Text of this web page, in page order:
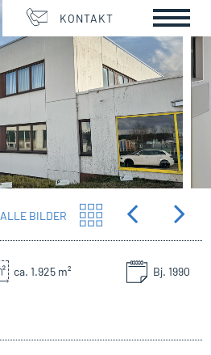
KONTAKT
ALLE BILDER
ca. 1.925 m² Bj. 1990